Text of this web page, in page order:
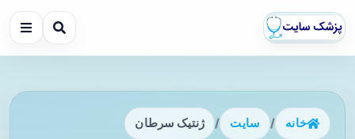
خانه / سایت / ژنتیک سرطان